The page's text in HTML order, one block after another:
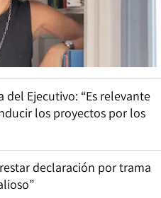
Ejecutivo: “Es relevante
los proyectos por los
declaración por trama